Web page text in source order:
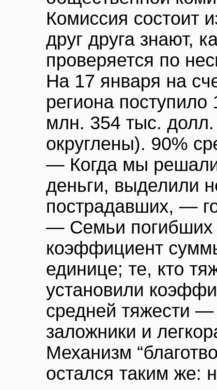
Комиссия состоит
друг друга знают,
проверяется по
На 17 января на
региона
млн. 354 тыс.
округлены). 90%
— Когда мы
деньги, выделили
пострадавших, —
— Семьи
коэффициент
единице; те, кто
установили
средней тяжести
заложники и
Механизм
остался таким же: